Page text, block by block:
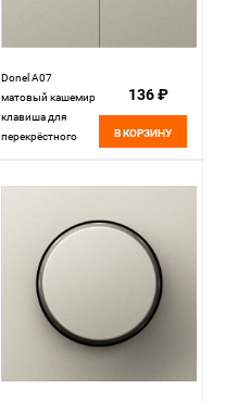
Donel A07
матовый кашемир
клавиша для
перекрёстного
136 ₽
В КОРЗИНУ